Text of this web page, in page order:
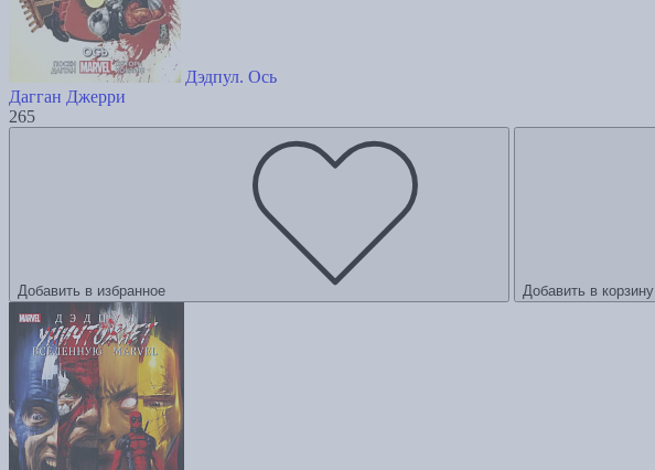
Дэдпул. Ось
Дагган Джерри
265
Добавить в избранное Добавить в корзину